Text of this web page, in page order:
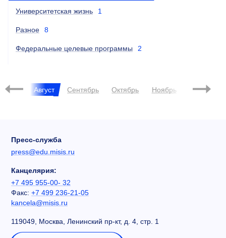
Университетская жизнь 1
Разное 8
Федеральные целевые программы 2
Июль Август Сентябрь Октябрь Ноябрь Декабрь
Пресс-служба
press@edu.misis.ru
Канцелярия:
+7 495 955-00- 32
Факс: +7 499 236-21-05
kancela@misis.ru
119049, Москва, Ленинский пр-кт, д. 4, стр. 1